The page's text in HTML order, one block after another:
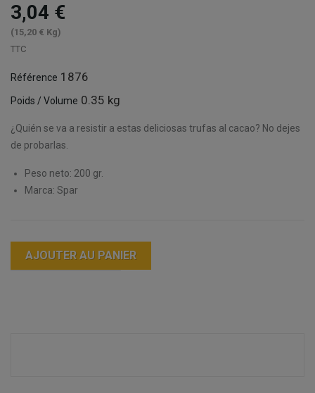
3,04 €
(15,20 € Kg)
TTC
Référence 1876
Poids / Volume 0.35 kg
¿Quién se va a resistir a estas deliciosas trufas al cacao? No dejes
de probarlas.
Peso neto: 200 gr.
Marca: Spar
AJOUTER AU PANIER